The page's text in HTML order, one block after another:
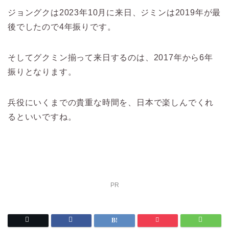
ジョングクは2023年10月に来日、ジミンは2019年が最
後でしたので4年振りです。
そしてグクミン揃って来日するのは、2017年から6年
振りとなります。
兵役にいくまでの貴重な時間を、日本で楽しんでくれ
るといいですね。
PR